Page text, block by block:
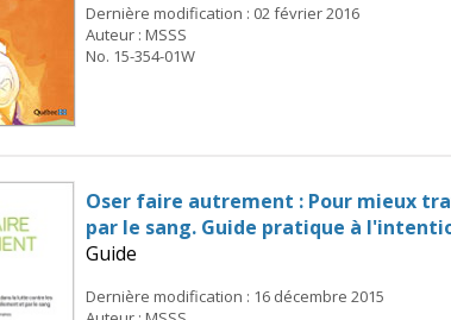
Dernière modification : 02 février 2016
Auteur : MSSS
No. 15-354-01W
Oser faire autrement : Pour mieux
par le sang. Guide pratique à
Guide
Dernière modification : 16 décembre 2015